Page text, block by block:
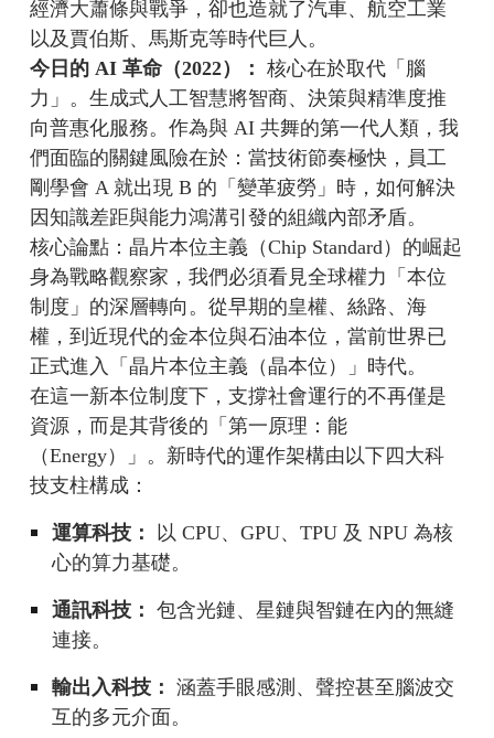
經濟大蕭條與戰爭，卻也造就了汽車、航空工業
以及賈伯斯、馬斯克等時代巨人。
今日的 AI 革命（2022）： 核心在於取代「腦
力」。生成式人工智慧將智商、決策與精準度推
向普惠化服務。作為與 AI 共舞的第一代人類，我
們面臨的關鍵風險在於：當技術節奏極快，員工
剛學會 A 就出現 B 的「變革疲勞」時，如何解決
因知識差距與能力鴻溝引發的組織內部矛盾。
核心論點：晶片本位主義（Chip Standard）的崛起
身為戰略觀察家，我們必須看見全球權力「本位
制度」的深層轉向。從早期的皇權、絲路、海
權，到近現代的金本位與石油本位，當前世界已
正式進入「晶片本位主義（晶本位）」時代。
在這一新本位制度下，支撐社會運行的不再僅是
資源，而是其背後的「第一原理：能
（Energy）」。新時代的運作架構由以下四大科
技支柱構成：
運算科技：
以 CPU、GPU、TPU 及 NPU 為核
心的算力基礎。
通訊科技： 包含光鏈、星鏈與智鏈在內的無縫
連接。
輸出入科技： 涵蓋手眼感測、聲控甚至腦波交
互的多元介面。